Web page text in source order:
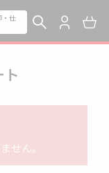
・仕
せん。